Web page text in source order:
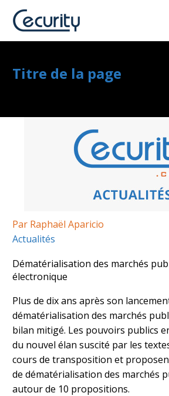
Titre de la page
Par Raphaël Aparicio
Actualités
Dématérialisation des marchés
électronique
Plus de dix ans après son
dématérialisation des marchés
bilan mitigé. Les pouvoirs publics
du nouvel élan suscité par les
cours de transposition et
de dématérialisation des marchés
autour de 10 propositions.